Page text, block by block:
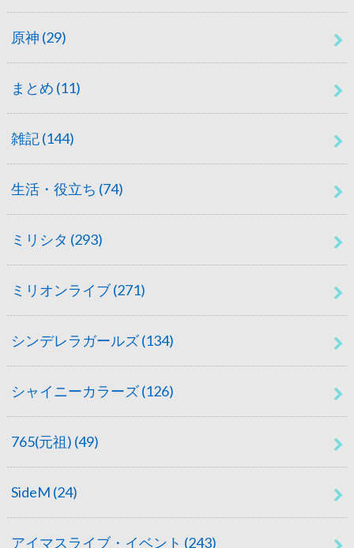
原神 (29)
まとめ (11)
雑記(144)
生活・役立ち (74)
ミリシタ (293)
ミリオンライブ(271)
シンデレラガールズ(134)
シャイニーカラーズ(126)
765(元祖) (49)
SideM (24)
アイマスライブ・イベント (243)